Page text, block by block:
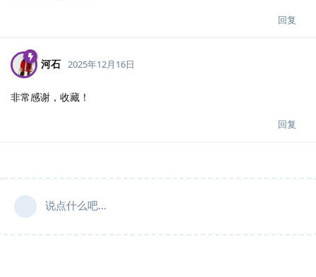
回复
河石 2025年12月16日
非常感谢，收藏！
回复
说点什么吧...